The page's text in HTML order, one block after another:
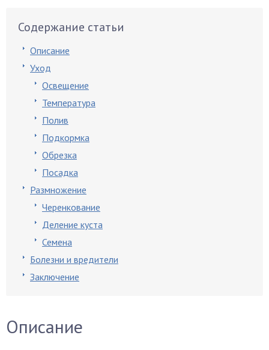
Содержание статьи
Описание
Уход
Освещение
Температура
Полив
Подкормка
Обрезка
Посадка
Размножение
Черенкование
Деление куста
Семена
Болезни и вредители
Заключение
Описание